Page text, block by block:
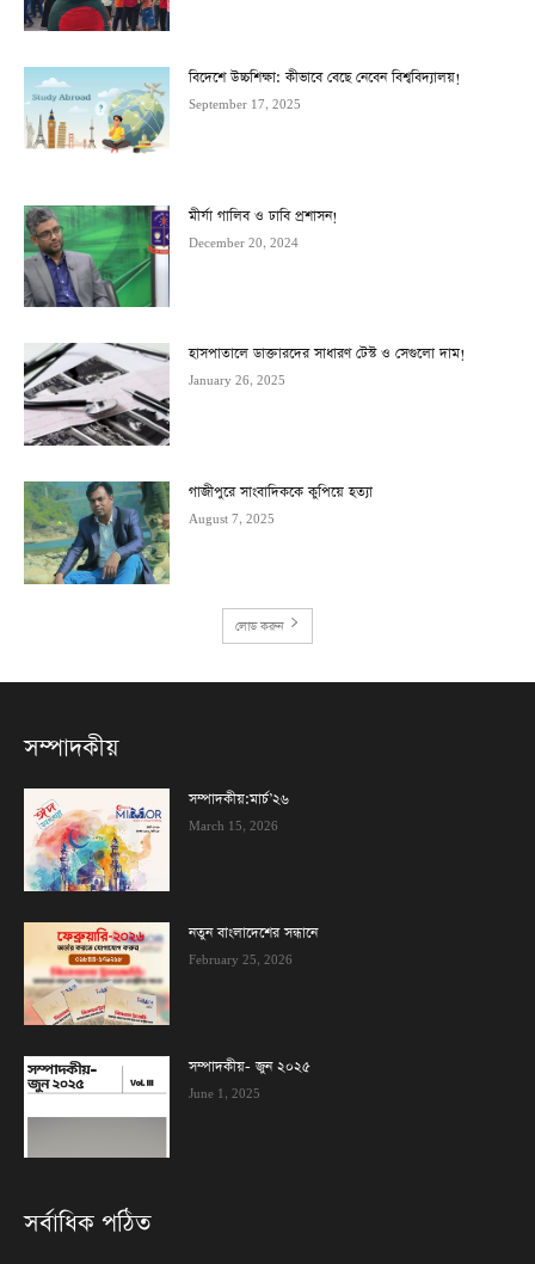
বিদেশে উচ্চশিক্ষা: কীভাবে বেছে নেবেন বিশ্ববিদ্যালয়!
September 17, 2025
মীর্যা গালিব ও ঢাবি প্রশাসন!
December 20, 2024
হাসপাতালে ডাক্তারদের সাধারণ টেস্ট ও সেগুলো দাম!
January 26, 2025
গাজীপুরে সাংবাদিককে কুপিয়ে হত্যা
August 7, 2025
লোড করুন
সম্পাদকীয়
সম্পাদকীয়:মার্চ’২৬
March 15, 2026
নতুন বাংলাদেশের সন্ধানে
February 25, 2026
সম্পাদকীয়- জুন ২০২৫
June 1, 2025
সর্বাধিক পঠিত